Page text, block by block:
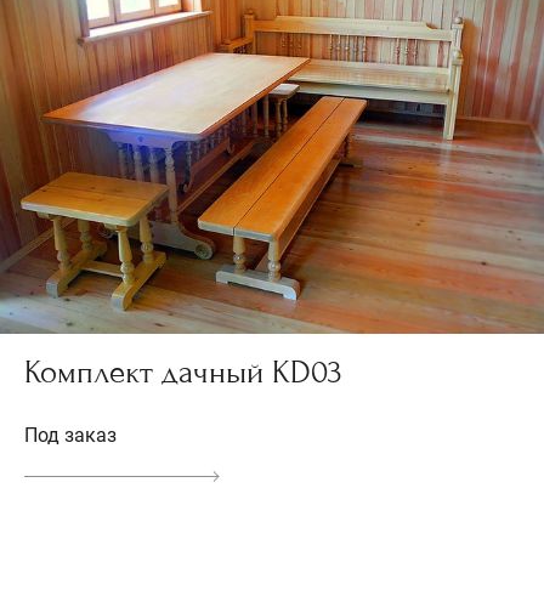
Комплект дачный KD03
Под заказ